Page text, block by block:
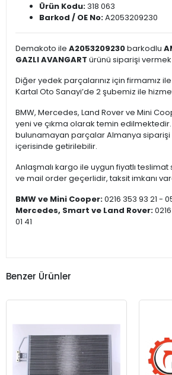
Ürün Kodu:318 063
Barkod / OE No:A2053209230
Demakoto ile A2053209230barkodlu
GAZLI AVANGART ürünü siparişi
Diğer yedek parçalarınız için firmamız
Kartal Oto Sanayi’de 2 şubemiz ile
BMW, Mercedes, Land Rover ve Mini
yeni ve çıkma olarak temin edilmektedir.
bulunamayan parçalar Almanya siparişi
içerisinde getirilebilir.
Anlaşmalı kargo ile uygun fiyatlı teslimat
ve mail order geçerlidir, taksit imkanı
BMW ve Mini Cooper:0216 353 93 21 -
Mercedes, Smart ve Land Rover:
01 41
Benzer Ürünler